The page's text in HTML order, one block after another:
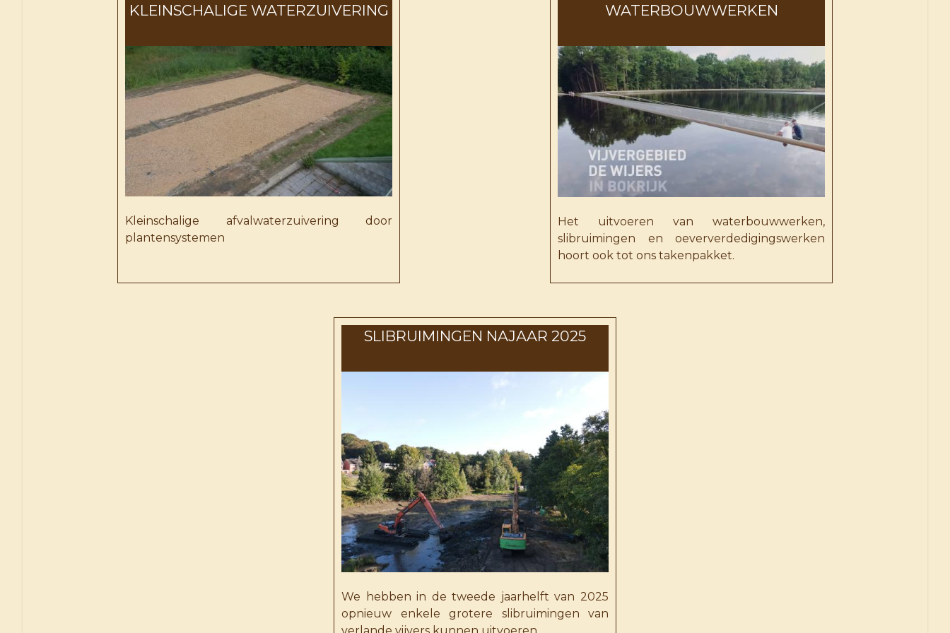
KLEINSCHALIGE WATERZUIVERING
Kleinschalige afvalwaterzuivering door
plantensystemen
WATERBOUWWERKEN
Het uitvoeren van waterbouwwerken,
slibruimingen en oeververdedigingswerken
hoort ook tot ons takenpakket.
SLIBRUIMINGEN NAJAAR 2025
We hebben in de tweede jaarhelft van 2025
opnieuw enkele grotere slibruimingen van
verlande vijvers kunnen uitvoeren.